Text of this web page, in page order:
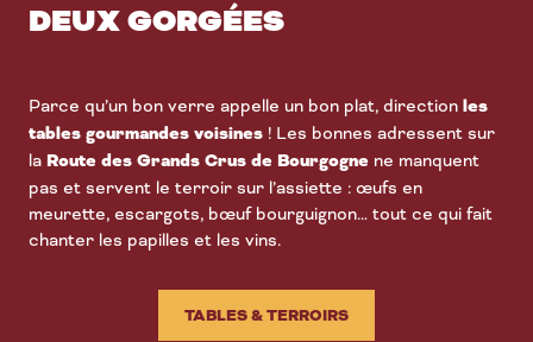
DEUX GORGÉES
Parce qu’un bon verre appelle un bon plat, direction les
tables gourmandes voisines ! Les bonnes adressent sur
la Route des Grands Crus de Bourgogne ne manquent
pas et servent le terroir sur l’assiette : œufs en
meurette, escargots, bœuf bourguignon… tout ce qui fait
chanter les papilles et les vins.
TABLES & TERROIRS